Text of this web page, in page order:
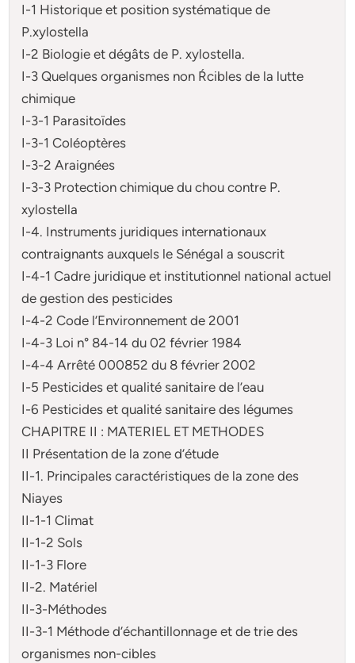
I-1 Historique et position systématique de
P.xylostella
I-2 Biologie et dégâts de P. xylostella.
I-3 Quelques organismes non Ŕcibles de la lutte
chimique
I-3-1 Parasitoïdes
I-3-1 Coléoptères
I-3-2 Araignées
I-3-3 Protection chimique du chou contre P.
xylostella
I-4. Instruments juridiques internationaux
contraignants auxquels le Sénégal a souscrit
I-4-1 Cadre juridique et institutionnel national actuel
de gestion des pesticides
I-4-2 Code l’Environnement de 2001
I-4-3 Loi n° 84-14 du 02 février 1984
I-4-4 Arrêté 000852 du 8 février 2002
I-5 Pesticides et qualité sanitaire de l’eau
I-6 Pesticides et qualité sanitaire des légumes
CHAPITRE II : MATERIEL ET METHODES
II Présentation de la zone d’étude
II-1. Principales caractéristiques de la zone des
Niayes
II-1-1 Climat
II-1-2 Sols
II-1-3 Flore
II-2. Matériel
II-3-Méthodes
II-3-1 Méthode d’échantillonnage et de trie des
organismes non-cibles